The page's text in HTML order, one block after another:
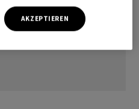
AKZEPTIEREN